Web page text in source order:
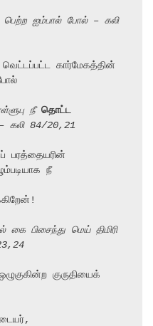
பெற்ற ஐம்பால் போல் – கலி
கார்மேகத்தின்
நீ தொட்ட
கலி 84/20,21
பரத்தையரின்
நீ
கை பிசைந்து மெய் திமிரி
குருதியைக்